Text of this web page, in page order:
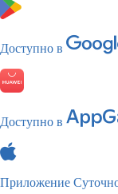
Доступно в
Доступно в
Приложение